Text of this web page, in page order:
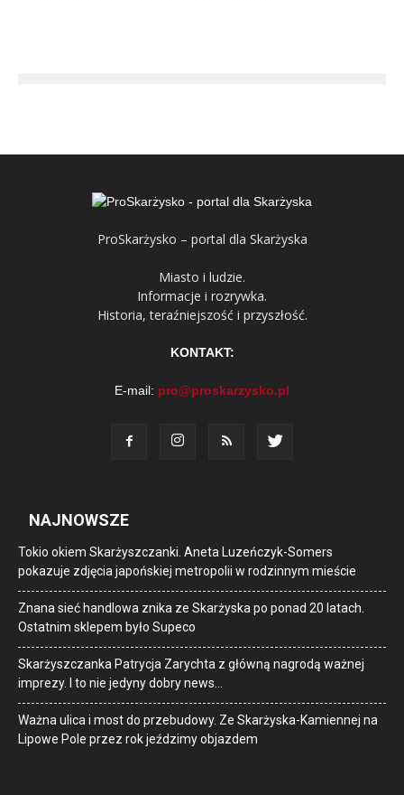
ProSkarżysko – portal dla Skarżyska
Miasto i ludzie.
Informacje i rozrywka.
Historia, teraźniejszość i przyszłość.
KONTAKT:
E-mail: pro@proskarzysko.pl
NAJNOWSZE
Tokio okiem Skarżyszczanki. Aneta Luzeńczyk-Somers
pokazuje zdjęcia japońskiej metropolii w rodzinnym mieście
Znana sieć handlowa znika ze Skarżyska po ponad 20 latach.
Ostatnim sklepem było Supeco
Skarżyszczanka Patrycja Zarychta z główną nagrodą ważnej
imprezy. I to nie jedyny dobry news…
Ważna ulica i most do przebudowy. Ze Skarżyska-Kamiennej na
Lipowe Pole przez rok jeździmy objazdem